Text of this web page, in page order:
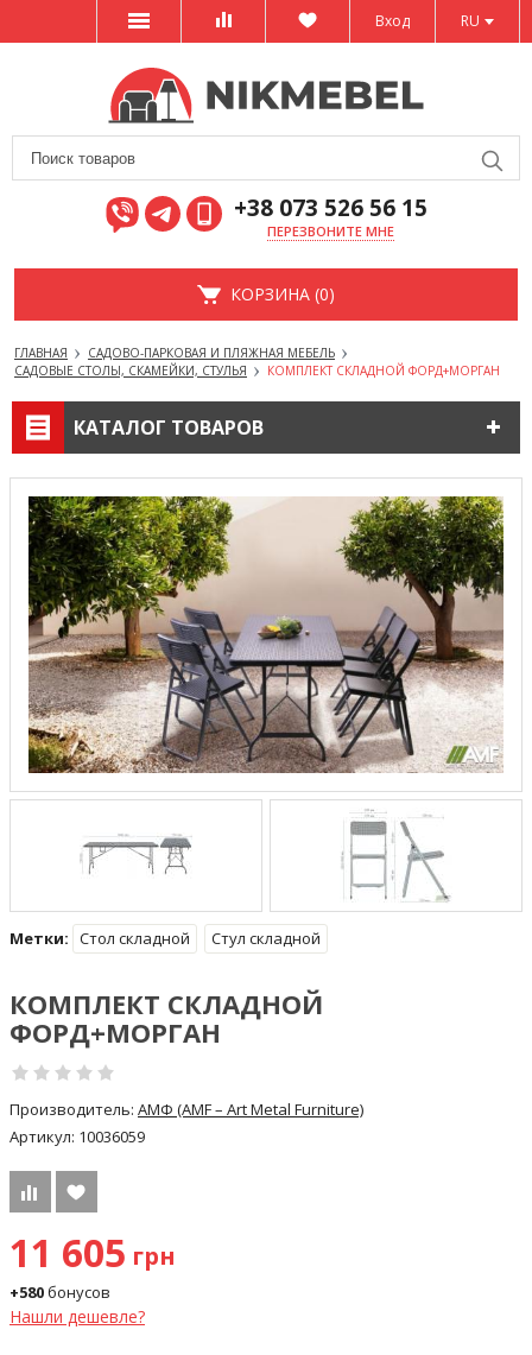
RU
Вход
+38 073 526 56 15
ПЕРЕЗВОНИТЕ МНЕ
КОРЗИНА (0)
ГЛАВНАЯ
САДОВО-ПАРКОВАЯ И ПЛЯЖНАЯ МЕБЕЛЬ
САДОВЫЕ СТОЛЫ, СКАМЕЙКИ, СТУЛЬЯ
КОМПЛЕКТ СКЛАДНОЙ ФОРД+МОРГАН
КАТАЛОГ ТОВАРОВ
Метки: Стол складной Стул складной
КОМПЛЕКТ СКЛАДНОЙ
ФОРД+МОРГАН
Производитель: АМФ (AMF – Art Metal Furniture)
Артикул: 10036059
11 605 грн
+580бонусов
Нашли дешевле?